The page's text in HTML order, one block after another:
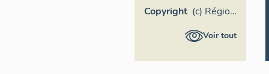
Copyright (c) Région
Provence-
Côte
Voir tout